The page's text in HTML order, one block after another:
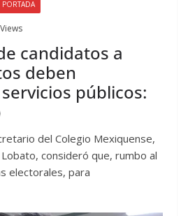
PORTADA
candidatos a
deben
públicos:
del Colegio Mexiquense,
consideró que, rumbo al
electorales, para